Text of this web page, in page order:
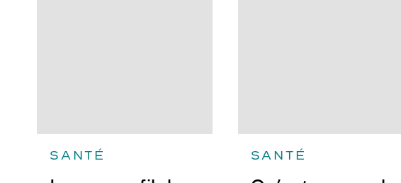
SANTÉ SANTÉ